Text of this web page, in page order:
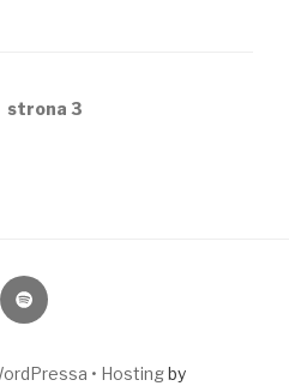
strona 3
napiormusic
Spotify
• Hostingby